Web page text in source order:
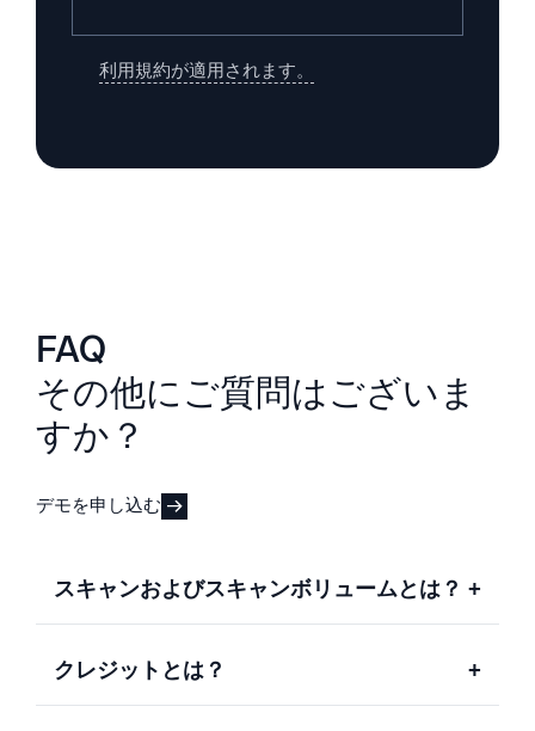
利用規約が適用されます。
FAQ
その他にご質問はございま
すか？
デモを申し込む
スキャンおよびスキャンボリュームとは？ +
クレジットとは？ +